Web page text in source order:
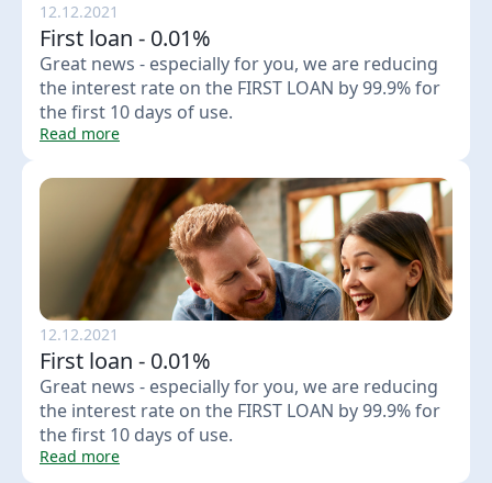
12.12.2021
First loan - 0.01%
Great news - especially for you, we are reducing
the interest rate on the FIRST LOAN by 99.9% for
the first 10 days of use.
Read more
12.12.2021
First loan - 0.01%
Great news - especially for you, we are reducing
the interest rate on the FIRST LOAN by 99.9% for
the first 10 days of use.
Read more